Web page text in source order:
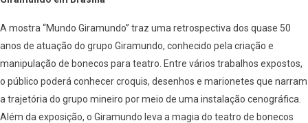
A mostra “Mundo Giramundo” traz uma retrospectiva dos quase 50
anos de atuação do grupo Giramundo, conhecido pela criação e
manipulação de bonecos para teatro. Entre vários trabalhos expostos,
o público poderá conhecer croquis, desenhos e marionetes que narram
a trajetória do grupo mineiro por meio de uma instalação cenográfica.
Além da exposição, o Giramundo leva a magia do teatro de bonecos